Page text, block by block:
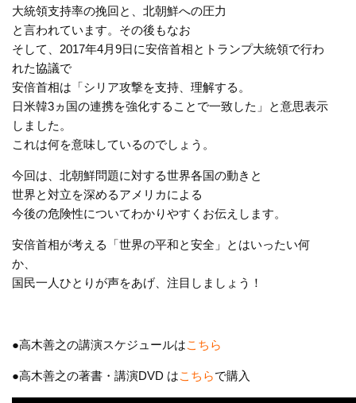
大統領支持率の挽回と、北朝鮮への圧力
と言われています。その後もなお
そして、2017年4月9日に安倍首相とトランプ大統領で行わ
れた協議で
安倍首相は「シリア攻撃を支持、理解する。
日米韓3ヵ国の連携を強化することで一致した」と意思表示
しました。
これは何を意味しているのでしょう。
今回は、北朝鮮問題に対する世界各国の動きと
世界と対立を深めるアメリカによる
今後の危険性についてわかりやすくお伝えします。
安倍首相が考える「世界の平和と安全」とはいったい何
か、
国民一人ひとりが声をあげ、注目しましょう！
●高木善之の講演スケジュールはこちら
●高木善之の著書・講演DVD はこちらで購入